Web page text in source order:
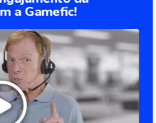
Formatos no Pós-
impactados com
empresas e profissionais
driblar
a Gamefic!